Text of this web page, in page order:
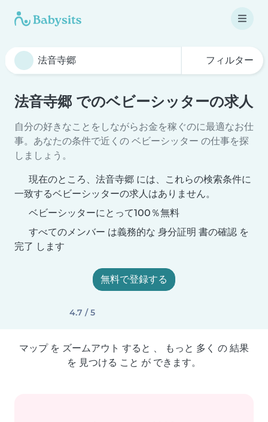
フィルター
法音寺郷 でのベビーシッターの求人
自分の好きなことをしながらお金を稼ぐのに最適なお仕
事。あなたの条件で近くの ベビーシッター の仕事を探
しましょう。
現在のところ、法音寺郷 には、これらの検索条件に
一致するベビーシッターの求人はありません。
ベビーシッターにとって100％無料
すべてのメンバー は義務的な 身分証明 書の確認 を
完了 します
無料で登録する
4.7 / 5
マップ を ズームアウト すると 、 もっと 多く の 結果
を 見つける こと が できます。